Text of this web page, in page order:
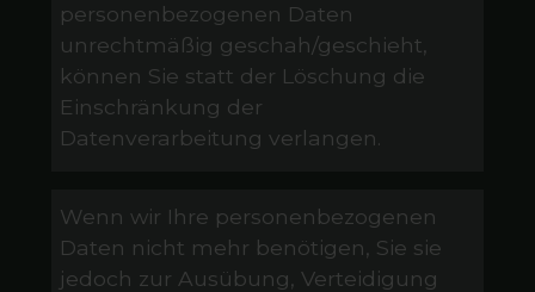
personenbezogenen Daten
unrechtmäßig geschah/geschieht,
können Sie statt der Löschung die
Einschränkung der
Datenverarbeitung verlangen.
Wenn wir Ihre personenbezogenen
Daten nicht mehr benötigen, Sie sie
jedoch zur Ausübung, Verteidigung